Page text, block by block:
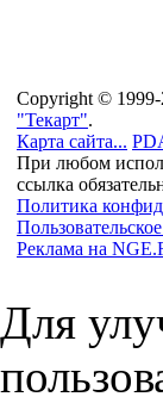
Copyright ©
"Текарт".
Карта сайта...
При любом
ссылка
Политика
Реклама на
Для